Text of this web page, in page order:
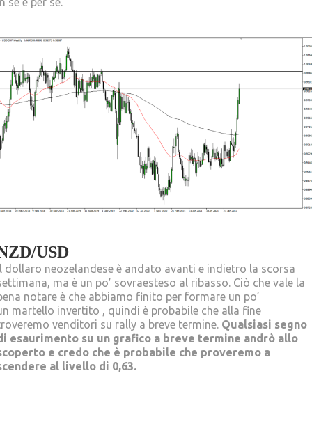
USD
dollaro neozelandese è andato avanti e indietro la scorsa
ma è un po’ sovraesteso al ribasso. Ciò che vale la
notare è che abbiamo finito per formare un po’
martello invertito , quindi è probabile che alla fine
venditori su rally a breve termine. Qualsiasi segno
esaurimento su un grafico a breve termine andrò allo
e credo che è probabile che proveremo a
al livello di 0,63.